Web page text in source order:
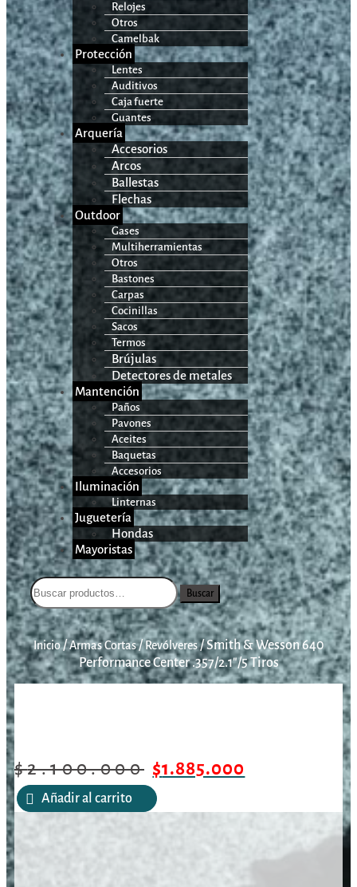
Relojes
Otros
Camelbak
Protección
Lentes
Auditivos
Caja fuerte
Guantes
Arquería
Accesorios
Arcos
Ballestas
Flechas
Outdoor
Gases
Multiherramientas
Otros
Bastones
Carpas
Cocinillas
Sacos
Termos
Brújulas
Detectores de metales
Mantención
Paños
Pavones
Aceites
Baquetas
Accesorios
Iluminación
Linternas
Juguetería
Hondas
Mayoristas
Buscar
Inicio/Armas Cortas/Revólveres/Smith & Wesson 640
Performance Center .357/2.1″/5 Tiros
$2.100.000 $1.885.000
Añadir al carrito